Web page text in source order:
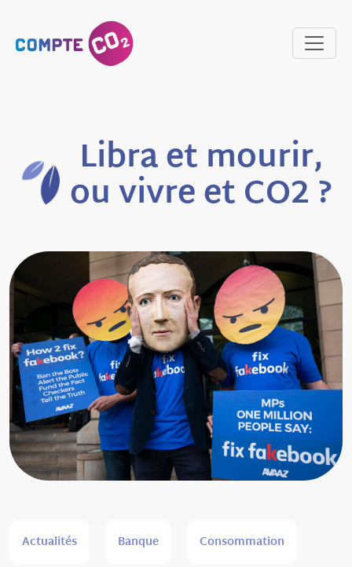
Libra et mourir,
ou vivre et CO2 ?
Actualités Banque Consommation